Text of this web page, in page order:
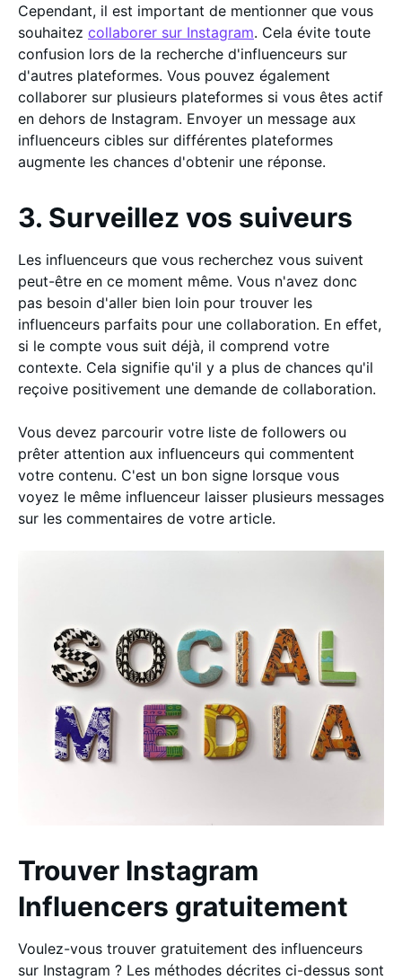
Cependant, il est important de mentionner que vous
souhaitez collaborer sur Instagram. Cela évite toute
confusion lors de la recherche d'influenceurs sur
d'autres plateformes. Vous pouvez également
collaborer sur plusieurs plateformes si vous êtes actif
en dehors de Instagram. Envoyer un message aux
influenceurs cibles sur différentes plateformes
augmente les chances d'obtenir une réponse.
3. Surveillez vos suiveurs
Les influenceurs que vous recherchez vous suivent
peut-être en ce moment même. Vous n'avez donc
pas besoin d'aller bien loin pour trouver les
influenceurs parfaits pour une collaboration. En effet,
si le compte vous suit déjà, il comprend votre
contexte. Cela signifie qu'il y a plus de chances qu'il
reçoive positivement une demande de collaboration.
Vous devez parcourir votre liste de followers ou
prêter attention aux influenceurs qui commentent
votre contenu. C'est un bon signe lorsque vous
voyez le même influenceur laisser plusieurs messages
sur les commentaires de votre article.
Trouver Instagram
Influencers gratuitement
Voulez-vous trouver gratuitement des influenceurs
sur Instagram ? Les méthodes décrites ci-dessus sont